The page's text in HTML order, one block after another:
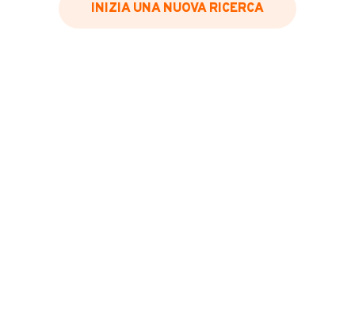
Inserisci il numero di targa per verificare la disponibilità
INIZIA UNA NUOVA RICERCA